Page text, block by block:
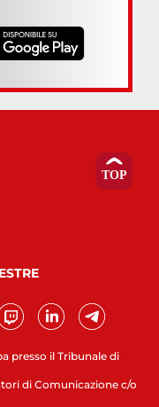
presso il Tribunale di
di Comunicazione c/o